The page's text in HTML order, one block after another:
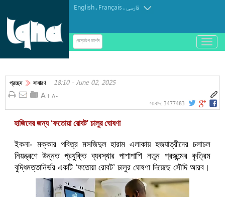
English. Français.فارسی
ডেস্কটপ ভার্শন
باز
و
کردن
প্রচ্ছদ সাধারণ 18:10 - June 02, 2025
সংবাদ: 3477483
হাজিদের জন্য ‘ফতোয়া রোবট’ চালুর ঘোষণা
ইকনা- মক্কার পবিত্র মসজিদুল হারাম এলাকায় হজযাত্রীদের চলাচল
নিয়ন্ত্রণে উন্নত প্রযুক্তি ব্যবস্থার পাশাপাশি নতুন প্রজন্মের কৃত্রিম
বুদ্ধিমত্তানির্ভর একটি ‘ফতোয়া রোবট’ চালুর ঘোষণা দিয়েছে সৌদি আরব।